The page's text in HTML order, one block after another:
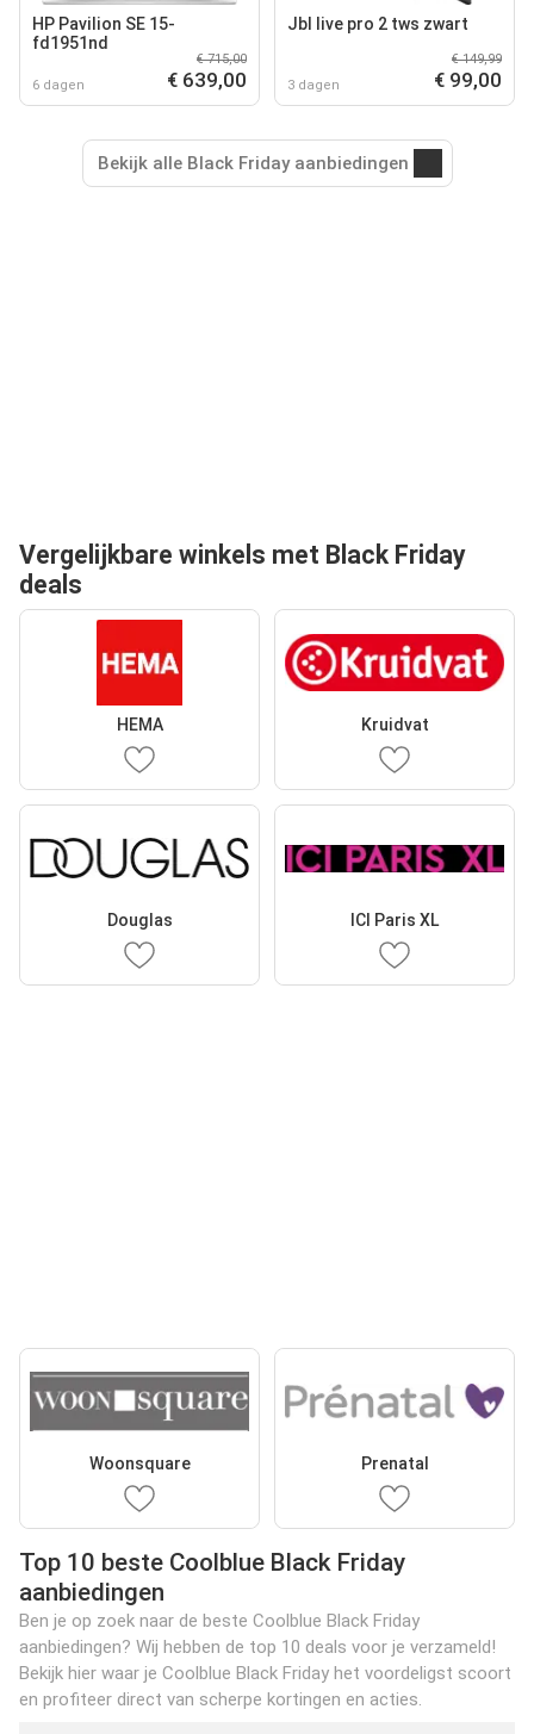
HP Pavilion SE 15-
fd1951nd
6 dagen
€ 715,00
€ 639,00
Jbl live pro 2 tws zwart
3 dagen
€ 149,99
€ 99,00
Bekijk alle Black Friday aanbiedingen
Vergelijkbare winkels met Black Friday
deals
HEMA Kruidvat
Douglas ICI Paris XL
Woonsquare Prenatal
Top 10 beste Coolblue Black Friday
aanbiedingen
Ben je op zoek naar de beste Coolblue Black Friday
aanbiedingen? Wij hebben de top 10 deals voor je verzameld!
Bekijk hier waar je Coolblue Black Friday het voordeligst scoort
en profiteer direct van scherpe kortingen en acties.